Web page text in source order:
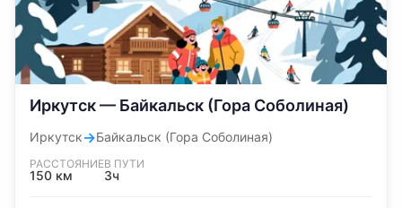
Иркутск — Байкальск (Гора Соболиная)
Иркутск→Байкальск (Гора Соболиная)
РАССТОЯНИЕ
150 км
В ПУТИ
3ч